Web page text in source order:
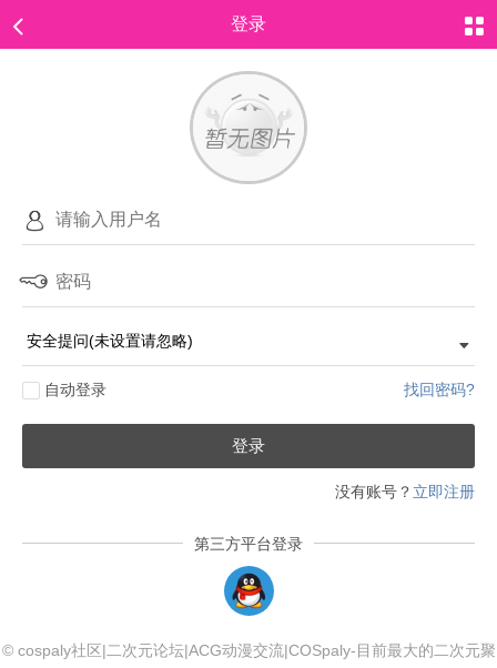
登录
自动登录 找回密码?
登录
没有账号？ 立即注册
第三方平台登录
© cospaly社区|二次元论坛|ACG动漫交流|COSpaly-目前最大的二次元聚